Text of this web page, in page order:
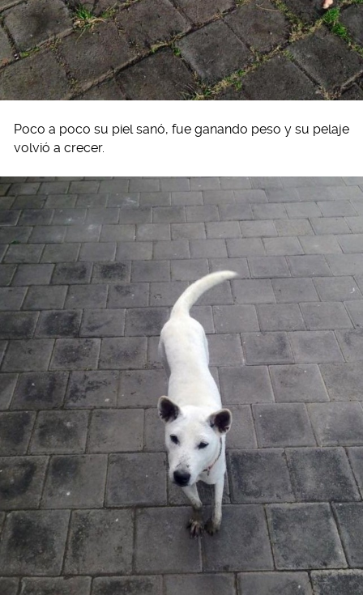
Poco a poco su piel sanó, fue ganando peso y su pelaje
volvió a crecer.